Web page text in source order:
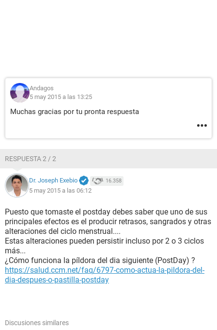
Andagos
5 may 2015 a las 13:25
Muchas gracias por tu pronta respuesta
RESPUESTA 2 / 2
Dr. Joseph Exebio 16.358
5 may 2015 a las 06:12
Puesto que tomaste el postday debes saber que uno de sus
principales efectos es el producir retrasos, sangrados y otras
alteraciones del ciclo menstrual....
Estas alteraciones pueden persistir incluso por 2 o 3 ciclos
más...
¿Cómo funciona la píldora del dia siguiente (PostDay) ?
https://salud.ccm.net/faq/6797-como-actua-la-pildora-del-
dia-despues-o-pastilla-postday
Discusiones similares